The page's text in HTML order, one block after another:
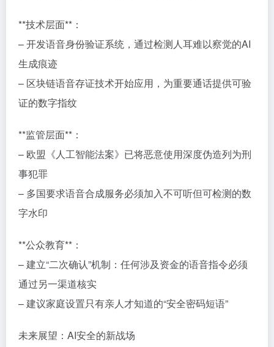
**技术层面**：
– 开发语音身份验证系统，通过检测人耳难以察觉的AI
生成痕迹
– 区块链语音存证技术开始应用，为重要通话提供可验
证的数字指纹
**监管层面**：
– 欧盟《人工智能法案》已将恶意使用深度伪造列为刑
事犯罪
– 多国要求语音合成服务必须加入不可听但可检测的数
字水印
**公众教育**：
– 建立“二次确认”机制：任何涉及资金的语音指令必须
通过另一渠道核实
– 建议家庭设置只有亲人才知道的“安全密码短语”
未来展望：AI安全的新战场